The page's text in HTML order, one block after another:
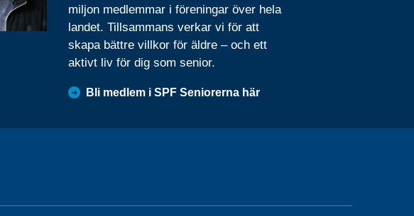
miljon medlemmar i föreningar över hela
landet. Tillsammans verkar vi för att
skapa bättre villkor för äldre – och ett
aktivt liv för dig som senior.
Bli medlem i SPF Seniorerna här